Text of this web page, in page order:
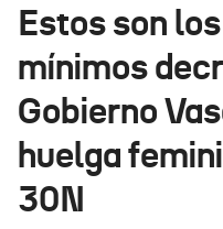
Estos son
mínimos
Gobierno
huelga
30N